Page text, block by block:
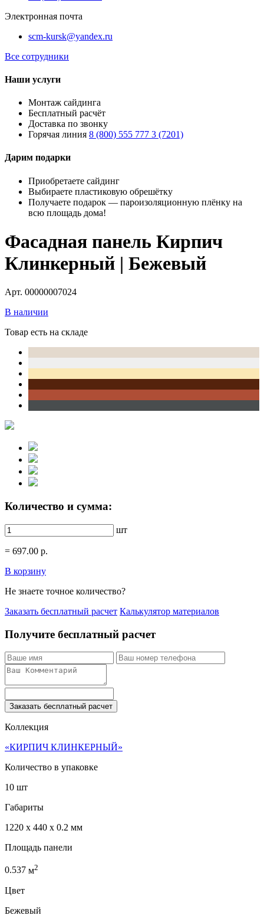
Электронная почта
scm-kursk@yandex.ru
Все сотрудники
Наши услуги
Монтаж сайдинга
Бесплатный расчёт
Доставка по звонку
Горячая линия 8 (800) 555 777 3 (7201)
Дарим подарки
Приобретаете сайдинг
Выбираете пластиковую обрешётку
Получаете подарок — пароизоляционную плёнку на
всю площадь дома!
Фасадная панель Кирпич
Клинкерный | Бежевый
Арт. 00000007024
В наличии
Товар есть на складе
Количество и сумма:
шт
= 697.00 р.
В корзину
Не знаете точное количество?
Заказать бесплатный расчет Калькулятор материалов
Получите бесплатный расчет
Заказать бесплатный расчет
Коллекция
«КИРПИЧ КЛИНКЕРНЫЙ»
Количество в упаковке
10 шт
Габариты
1220 x 440 x 0.2 мм
Площадь панели
0.537 м2
Цвет
Бежевый